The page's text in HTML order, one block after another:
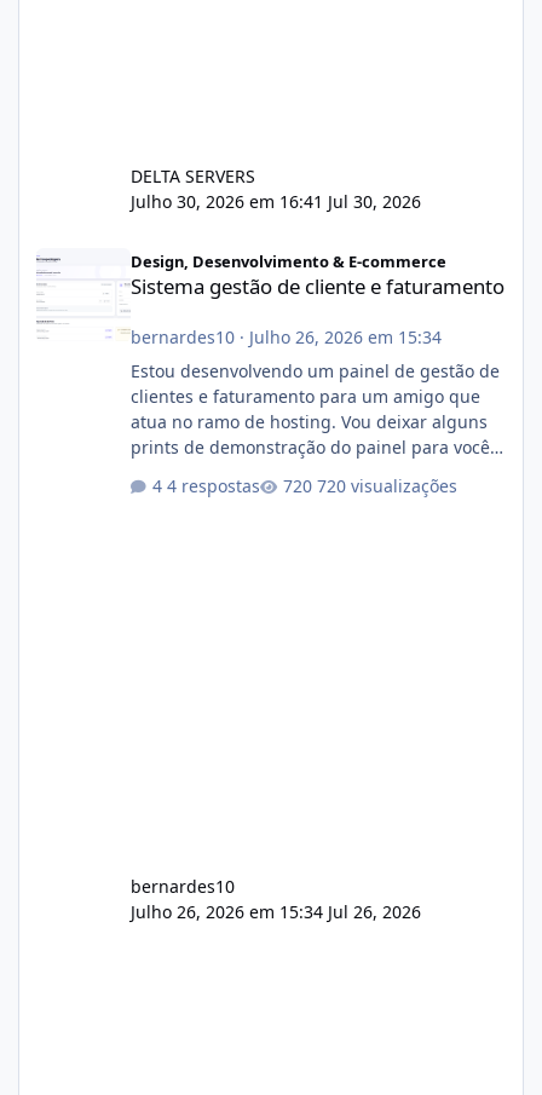
DELTA SERVERS
Julho 30, 2026 em 16:41 Jul 30, 2026
Design, Desenvolvimento & E-commerce
Sistema gestão de cliente e faturamento
bernardes10· Julho 26, 2026 em 15:34
Estou desenvolvendo um painel de gestão de
clientes e faturamento para um amigo que
atua no ramo de hosting. Vou deixar alguns
prints de demonstração do painel para vocês
com cerca de 80% concluído e conta com
4 respostas 720 visualizações
bernardes10
Julho 26, 2026 em 15:34 Jul 26, 2026